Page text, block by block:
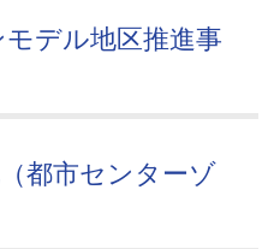
デル地区推進事
都市センターゾ